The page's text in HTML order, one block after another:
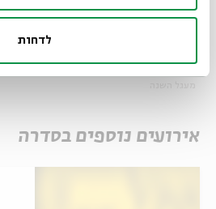
לדחות
תגיות: מוסיקה 62 זמנים לצחוק פסטיבל יין
אירועים נוספים בסדרה